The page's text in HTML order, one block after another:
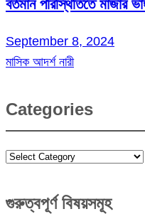
বর্তমান পরিস্থিতিতে মাজার
September 8, 2024
মাসিক আদর্শ নারী
Categories
Categories
গুরুত্বপূর্ণ বিষয়সমূহ